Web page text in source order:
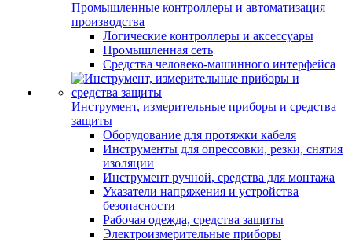
Промышленные контроллеры и автоматизация
производства
Логические контроллеры и аксессуары
Промышленная сеть
Средства человеко-машинного интерфейса
Инструмент, измерительные приборы и средства
защиты
Оборудование для протяжки кабеля
Инструменты для опрессовки, резки, снятия
изоляции
Инструмент ручной, средства для монтажа
Указатели напряжения и устройства
безопасности
Рабочая одежда, средства защиты
Электроизмерительные приборы